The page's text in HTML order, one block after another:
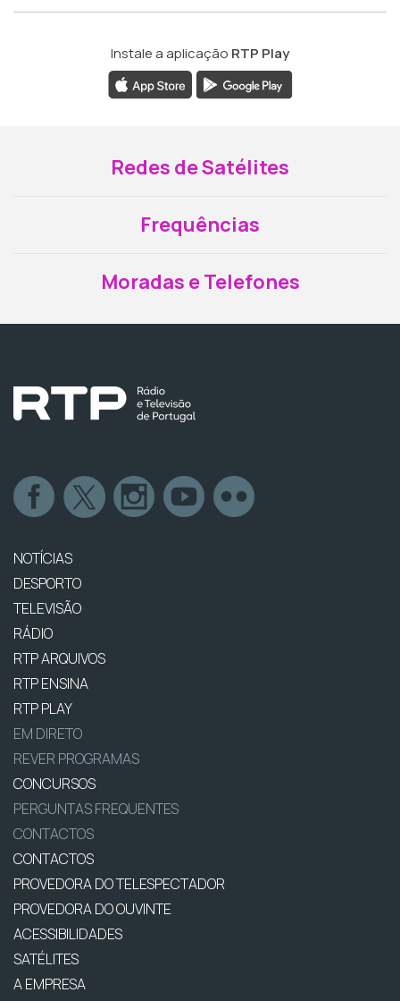
Instale a aplicação RTP Play
Redes de Satélites
Frequências
Moradas e Telefones
NOTÍCIAS
DESPORTO
TELEVISÃO
RÁDIO
RTP ARQUIVOS
RTP ENSINA
RTP PLAY
EM DIRETO
REVER PROGRAMAS
CONCURSOS
PERGUNTAS FREQUENTES
CONTACTOS
CONTACTOS
PROVEDORA DO TELESPECTADOR
PROVEDORA DO OUVINTE
ACESSIBILIDADES
SATÉLITES
A EMPRESA